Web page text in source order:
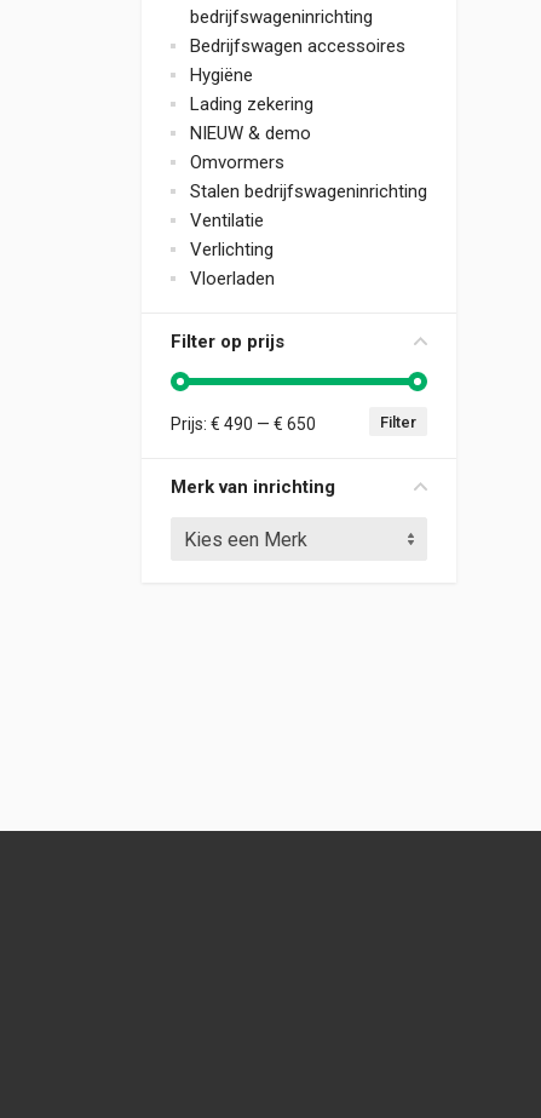
bedrijfswageninrichting
Bedrijfswagen accessoires
Hygiëne
Lading zekering
NIEUW & demo
Omvormers
Stalen bedrijfswageninrichting
Ventilatie
Verlichting
Vloerladen
Filter op prijs
Min. prijs
Max. prijs Filter
Prijs: € 490 — € 650
Merk van inrichting
Kies een Merk